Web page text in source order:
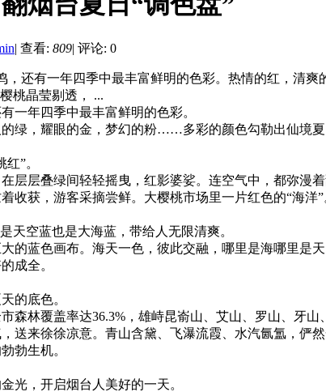
| 查看: 809| 评论: 0
，还有一年四季中最丰富鲜明的色彩。热情的红，清
桃晶莹剔透， ...
一年四季中最丰富鲜明的色彩。
绿，耀眼的金，梦幻的粉……多彩的颜色勾勒出仙境夏
”。
层层叠绿间轻轻摇曳，红影婆娑。连空气中，都弥漫着
收获，游客采摘尝鲜。大樱桃市场里一片红色的“海洋
天空蓝也是大海蓝，带给人无限清爽。
的蓝色画布。海天一色，彼此交融，哪里是海哪里是天
成全。
的底色。
森林覆盖率达36.3%，雄峙昆嵛山、艾山、罗山、牙山
送来徐徐凉意。青山含黛、飞瀑流霞、水汽氤氲，俨
勃生机。
光，开启烟台人美好的一天。